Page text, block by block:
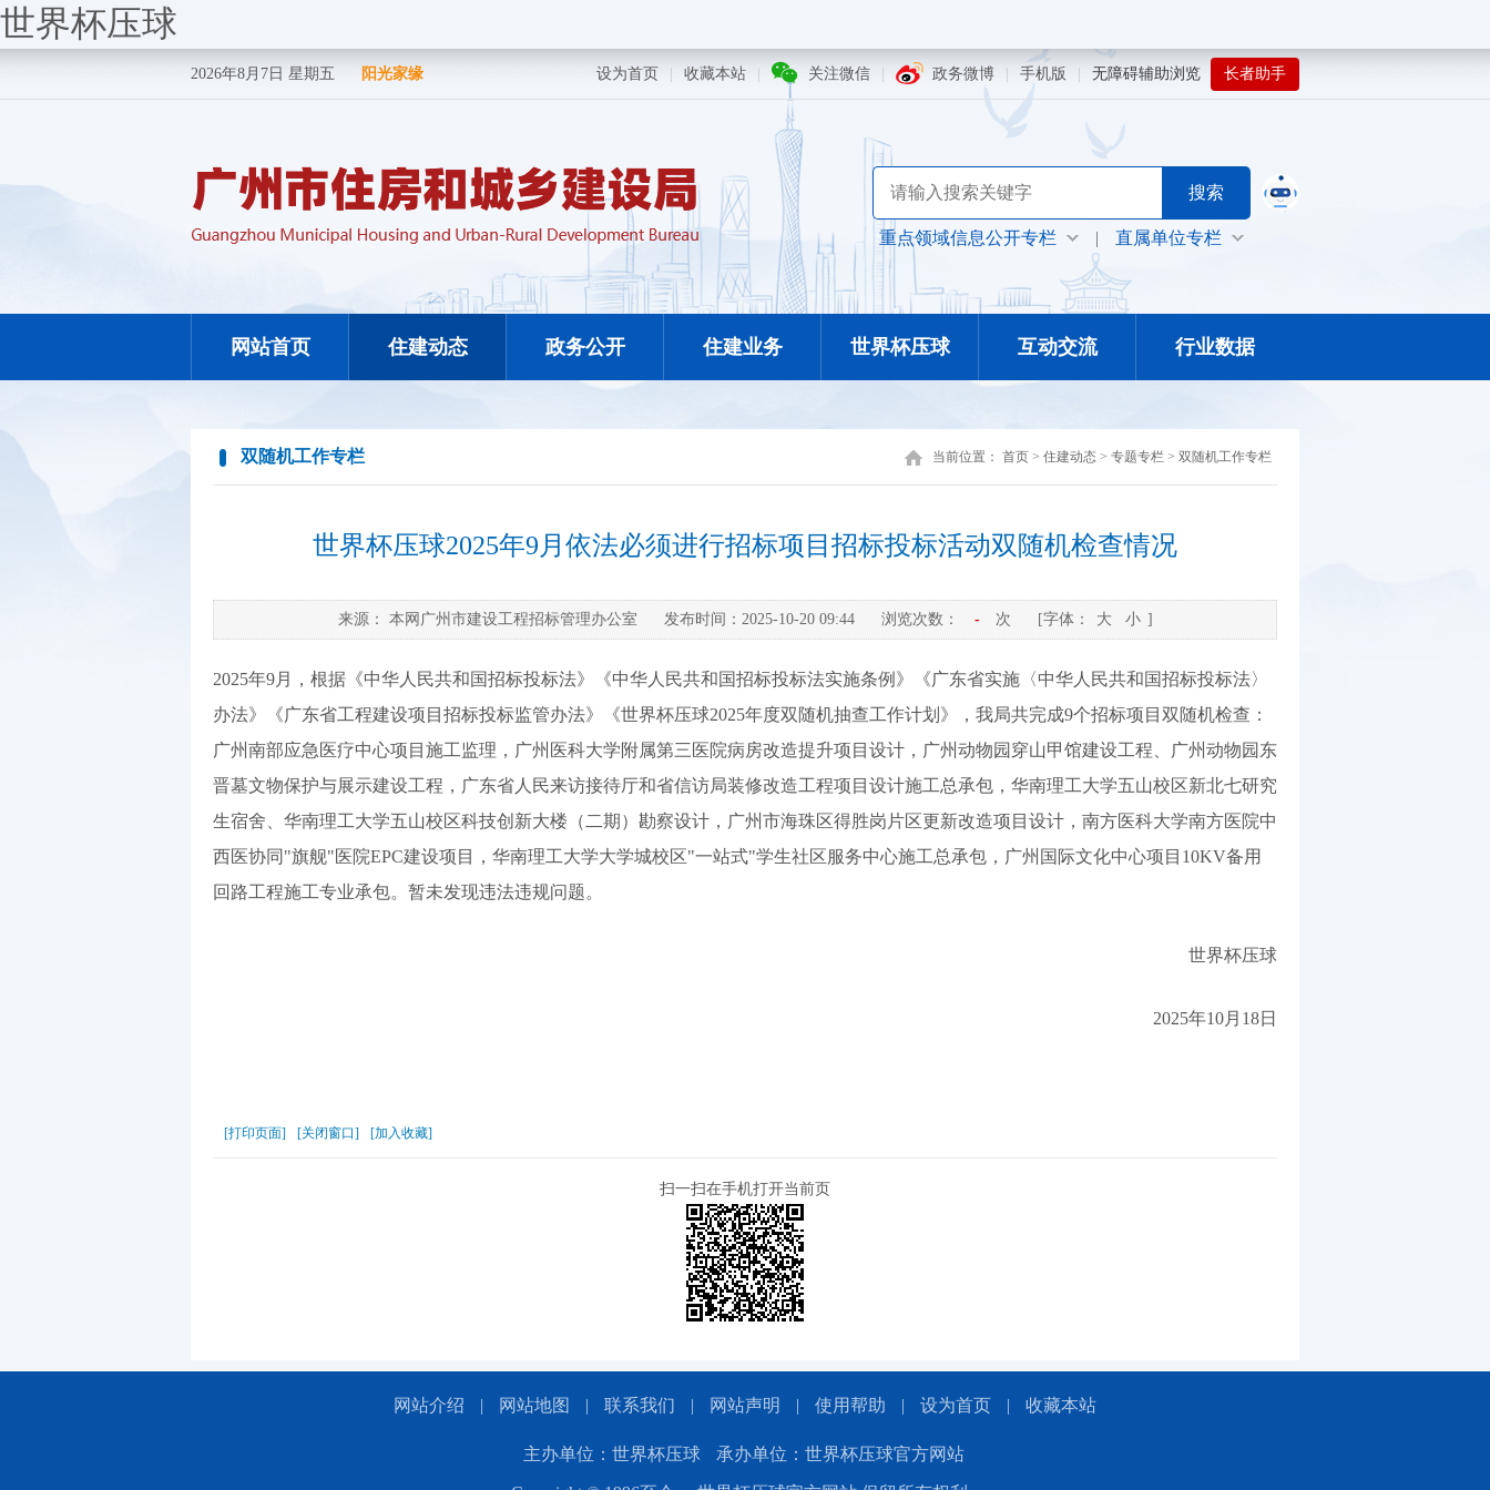
世界杯压球
2026年8月7日 星期五 阳光家缘 设为首页 收藏本站 关注微信 政务微博 手机版 无障碍辅助浏览 长者助手
重点领域信息公开专栏 | 直属单位专栏
网站首页 住建动态 政务公开 住建业务 世界杯压球 互动交流 行业数据
双随机工作专栏 当前位置： 首页 > 住建动态 > 专题专栏 > 双随机工作专栏
世界杯压球2025年9月依法必须进行招标项目招标投标活动双随机检查情况
来源： 本网广州市建设工程招标管理办公室 发布时间： 2025-10-20 09:44 浏览次数： - 次 [字体： 大 小 ]
2025年9月，根据《中华人民共和国招标投标法》《中华人民共和国招标投标法实施条例》《广东省实施〈中华人民共和国招标投标法〉
办法》《广东省工程建设项目招标投标监管办法》《世界杯压球2025年度双随机抽查工作计划》，我局共完成9个招标项目双随机检查：
广州南部应急医疗中心项目施工监理，广州医科大学附属第三医院病房改造提升项目设计，广州动物园穿山甲馆建设工程、广州动物园东
晋墓文物保护与展示建设工程，广东省人民来访接待厅和省信访局装修改造工程项目设计施工总承包，华南理工大学五山校区新北七研究
生宿舍、华南理工大学五山校区科技创新大楼（二期）勘察设计，广州市海珠区得胜岗片区更新改造项目设计，南方医科大学南方医院中
西医协同"旗舰"医院EPC建设项目，华南理工大学大学城校区"一站式"学生社区服务中心施工总承包，广州国际文化中心项目10KV备用
回路工程施工专业承包。暂未发现违法违规问题。
世界杯压球
2025年10月18日
[打印页面] [关闭窗口] [加入收藏]
扫一扫在手机打开当前页
网站介绍 | 网站地图 | 联系我们 | 网站声明 | 使用帮助 | 设为首页 | 收藏本站
主办单位：世界杯压球 承办单位：世界杯压球官方网站